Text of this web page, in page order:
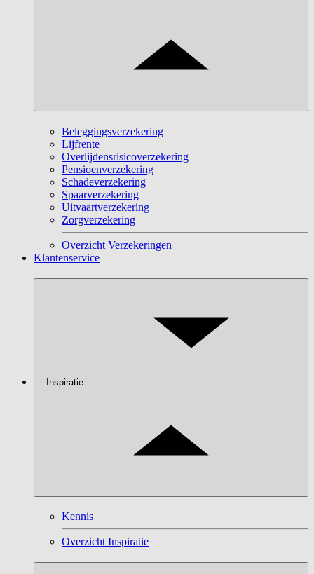
Beleggingsverzekering
Lijfrente
Overlijdensrisicoverzekering
Pensioenverzekering
Schadeverzekering
Spaarverzekering
Uitvaartverzekering
Zorgverzekering
Overzicht Verzekeringen
Klantenservice
Inspiratie
Kennis
Overzicht Inspiratie